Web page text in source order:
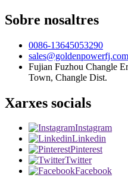
Sobre nosaltres
0086-13645053290
sales@goldenpowerfj.com
Fujian Fuzhou Changle
Town, Changle Dist.
Xarxes socials
Instagram
Linkedin
Pinterest
Twitter
Facebook